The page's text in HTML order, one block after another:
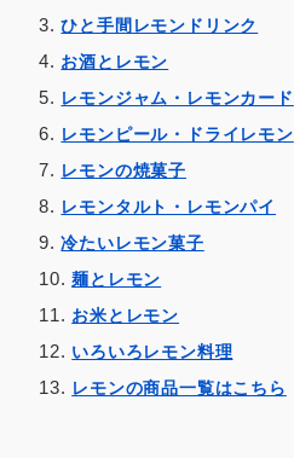
ひと手間レモンドリンク
お酒とレモン
レモンジャム・レモンカード
レモンピール・ドライレモン
レモンの焼菓子
レモンタルト・レモンパイ
冷たいレモン菓子
麺とレモン
お米とレモン
いろいろレモン料理
レモンの商品一覧はこちら